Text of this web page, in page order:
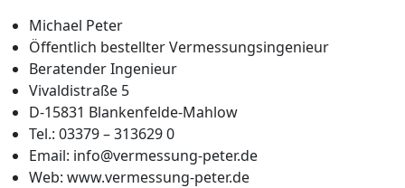
Michael Peter
Öffentlich bestellter Vermessungsingenieur
Beratender Ingenieur
Vivaldistraße 5
D-15831 Blankenfelde-Mahlow
Tel.: 03379 – 313629 0
Email: info@vermessung-peter.de
Web: www.vermessung-peter.de